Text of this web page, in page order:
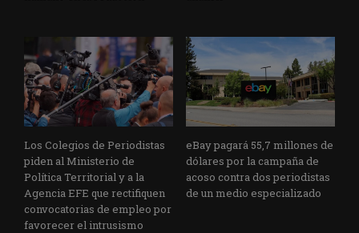
Los Colegios de Periodistas
piden al Ministerio de
Política Territorial y a la
Agencia EFE que rectifiquen
convocatorias de empleo por
favorecer el intrusismo
eBay pagará 55,7 millones de
dólares por la campaña de
acoso contra dos periodistas
de un medio especializado